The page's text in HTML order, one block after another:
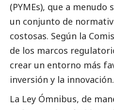
(PYMEs), que a
un conjunto de
costosas. Según la
de los marcos
crear un entorno más
inversión y la innovación.
La Ley Ómnibus, de